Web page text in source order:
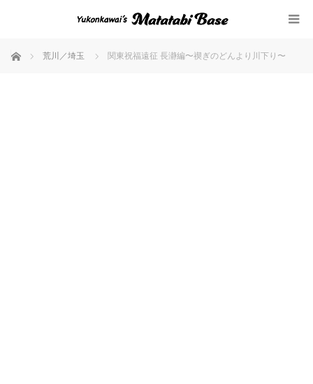
ホーム 荒川／埼玉 関東祝福遠征 長瀞編〜禊ぎのどんより川下り〜